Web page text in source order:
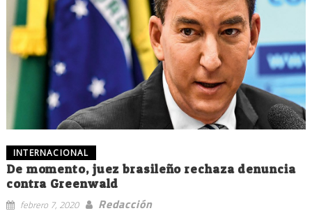
INTERNACIONAL
De momento, juez brasileño rechaza denuncia
contra Greenwald
febrero 7, 2020
Redacción